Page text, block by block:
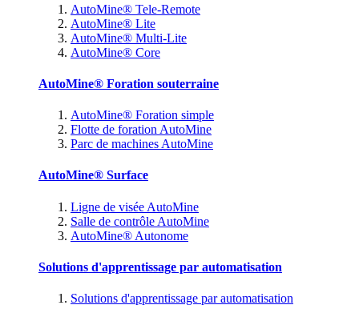
AutoMine® Tele-Remote
AutoMine® Lite
AutoMine® Multi-Lite
AutoMine® Core
AutoMine® Foration souterraine
AutoMine® Foration simple
Flotte de foration AutoMine
Parc de machines AutoMine
AutoMine® Surface
Ligne de visée AutoMine
Salle de contrôle AutoMine
AutoMine® Autonome
Solutions d'apprentissage par automatisation
Solutions d'apprentissage par automatisation